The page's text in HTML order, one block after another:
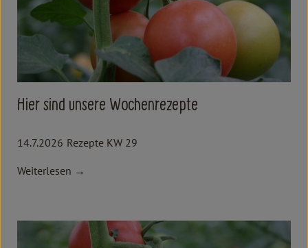
Hier sind unsere Wochenrezepte
14.7.2026 Rezepte KW 29
Weiterlesen →